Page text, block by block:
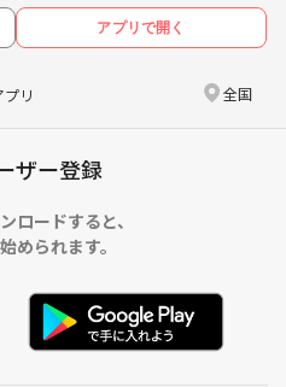
アプリで開く
リ 全国
ザー登録
ロードすると、
められます。